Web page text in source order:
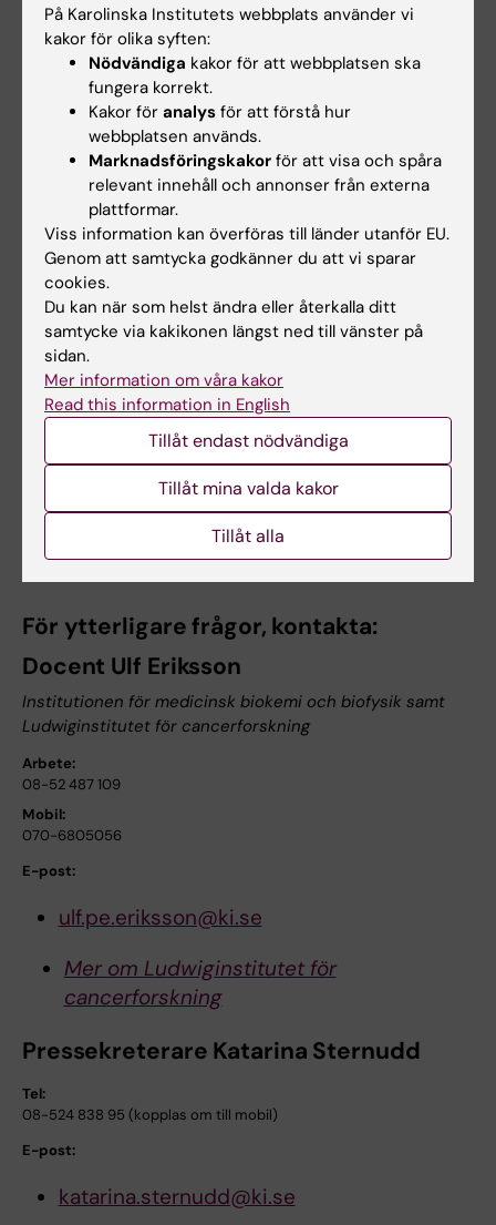
Kuopio, Finland deltagit i studien. Ulf Eriksson
är även knuten till Ludwiginstitutet för
cancerforskning vid Karolinska Institutet.
Publikation:
Carolina E. Hagberg, Annelie Falkevall, Xun
Wang, Erik Larsson, Jenni Huusko, Ingrid
Nilsson, Laurens A. van Meeteren, Erik Samen,
Li Lu, Maarten Vanwildemeersch, Joakim Klar,
Guillem Genove, Kristian Pietras, Sharon
Stone-Elander, Lena Claesson-Welsh, Seppo
Yla-Herttuala, Per Lindahl & Ulf Eriksson
Vascular endothelial growth factor B
controls endothelial fatty acid uptake
Nature, 14 March 2010
Hämta pressbild
För ytterligare frågor, kontakta:
Docent Ulf Eriksson
Institutionen för medicinsk biokemi och biofysik samt
Ludwiginstitutet för cancerforskning
Arbete:
08-52 487 109
Mobil:
070-6805056
E-post:
ulf.pe.eriksson@ki.se
Mer om Ludwiginstitutet för
cancerforskning
Pressekreterare Katarina Sternudd
Tel:
08-524 838 95 (kopplas om till mobil)
E-post:
katarina.sternudd@ki.se
På Karolinska Institutets webbplats använder vi
kakor för olika syften:
Nödvändiga kakor för att webbplatsen ska
fungera korrekt.
Kakor för analys för att förstå hur
webbplatsen används.
Marknadsföringskakor för att visa och spåra
relevant innehåll och annonser från externa
plattformar.
Viss information kan överföras till länder utanför EU.
Genom att samtycka godkänner du att vi sparar
cookies.
Du kan när som helst ändra eller återkalla ditt
samtycke via kakikonen längst ned till vänster på
sidan.
Mer information om våra kakor
Read this information in English
Tillåt endast nödvändiga
Tillåt mina valda kakor
Tillåt alla